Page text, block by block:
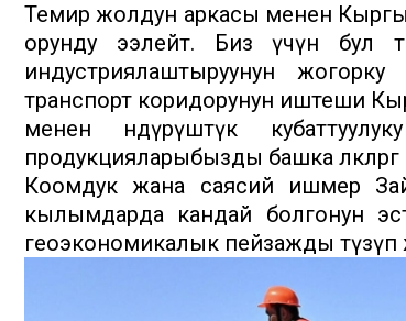
Темир жолдун аркасы менен
орунду ээлейт. Биз үчүн бул
индустриялаштыруунун
транспорт коридорунун иштеши
менен өндүрүштүк
продукцияларыбызды башка
Коомдук жана саясий ишмер
кылымдарда кандай болгонун
геоэкономикалык пейзажды түзүп